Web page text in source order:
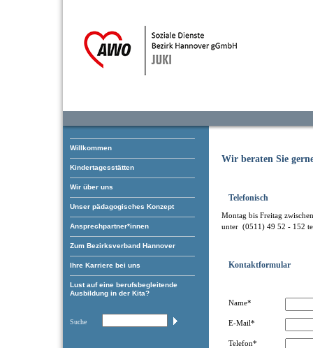
Willkommen
Kindertagesstätten
Wir über uns
Unser pädagogisches Konzept
Ansprechpartner*innen
Zum Bezirksverband Hannover
Ihre Karriere bei uns
Lust auf eine berufsbegleitende
Ausbildung in der Kita?
Suche
Wir beraten Sie
Telefonisch
Montag bis Freitag
unter (0511) 49 52 - 152
Kontaktformular
Name*
E-Mail*
Telefon*